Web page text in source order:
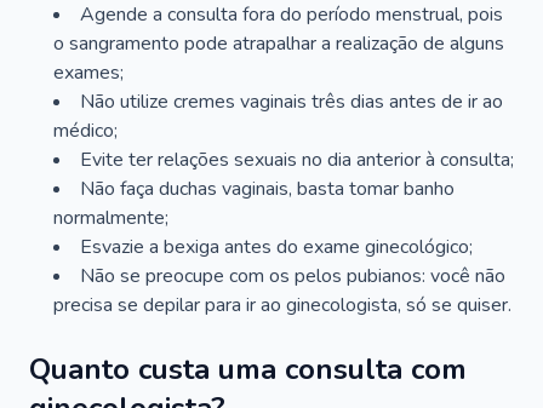
Agende a consulta fora do período menstrual, pois
o sangramento pode atrapalhar a realização de alguns
exames;
Não utilize cremes vaginais três dias antes de ir ao
médico;
Evite ter relações sexuais no dia anterior à consulta;
Não faça duchas vaginais, basta tomar banho
normalmente;
Esvazie a bexiga antes do exame ginecológico;
Não se preocupe com os pelos pubianos: você não
precisa se depilar para ir ao ginecologista, só se quiser.
Quanto custa uma consulta com